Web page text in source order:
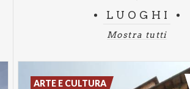
LUOGHI
Mostra tutti
ARTE E CULTURA